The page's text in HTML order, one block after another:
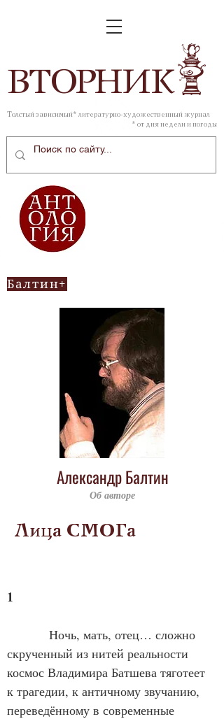
ВТОРНИК
Толстый зависимый* литературно-художественный журнал
* от дня недели и погоды
Балтин+
Александр Балтин
Об авторе
Лица СМОГа
1
скрученный из нитей реальности
космос Владимира Батшева тяготеет
к трагедии, к античному звучанию,
переведённому в современные